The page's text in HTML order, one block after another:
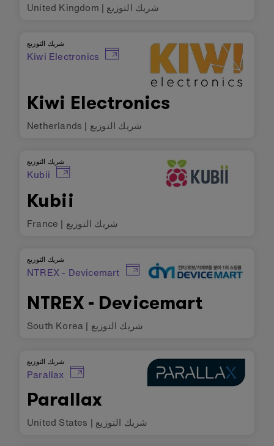
United Kingdom | شريك التوزيع
شريك التوزيع
Kiwi Electronics
Kiwi Electronics
Netherlands | شريك التوزيع
شريك التوزيع
Kubii
Kubii
France | شريك التوزيع
شريك التوزيع
NTREX - Devicemart
NTREX - Devicemart
South Korea | شريك التوزيع
شريك التوزيع
Parallax
Parallax
United States | شريك التوزيع